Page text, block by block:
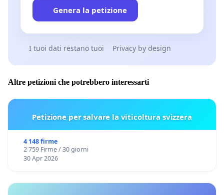
Genera la petizione
I tuoi dati restano tuoi Privacy by design
Altre petizioni che potrebbero interessarti
Petizione per salvare la viticoltura svizzera
4 148 firme
2 759 Firme / 30 giorni
30 Apr 2026